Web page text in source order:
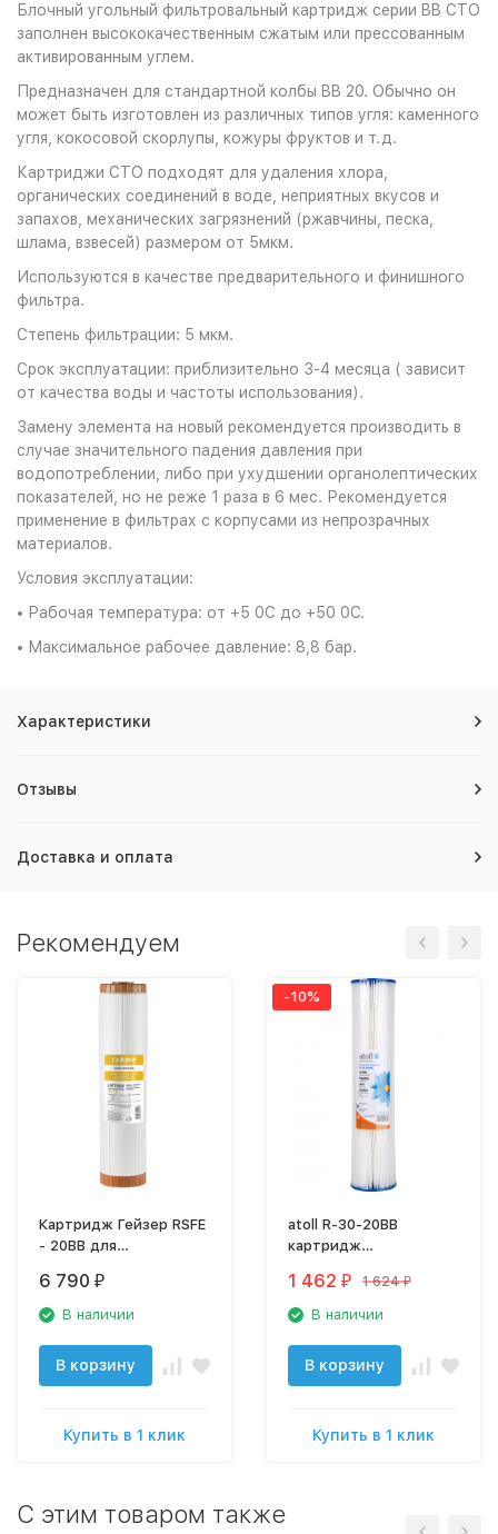
Блочный угольный фильтровальный картридж серии BB CTO
заполнен высококачественным сжатым или прессованным
активированным углем.
Предназначен для стандартной колбы BB 20. Обычно он
может быть изготовлен из различных типов угля: каменного
угля, кокосовой скорлупы, кожуры фруктов и т.д.
Картриджи CTO подходят для удаления хлора,
органических соединений в воде, неприятных вкусов и
запахов, механических загрязнений (ржавчины, песка,
шлама, взвесей) размером от 5мкм.
Используются в качестве предварительного и финишного
фильтра.
Степень фильтрации: 5 мкм.
Срок эксплуатации: приблизительно 3-4 месяца ( зависит
от качества воды и частоты использования).
Замену элемента на новый рекомендуется производить в
случае значительного падения давления при
водопотреблении, либо при ухудшении органолептических
показателей, но не реже 1 раза в 6 мес. Рекомендуется
применение в фильтрах с корпусами из непрозрачных
материалов.
Условия эксплуатации:
• Рабочая температура: от +5 0С до +50 0С.
• Максимальное рабочее давление: 8,8 бар.
Характеристики
Отзывы
Доставка и оплата
Рекомендуем
Картридж Гейзер RSFE
- 20BB для
28510
6 790 ₽
В наличии
В корзину
Купить в 1 клик
-10%
atoll R-30-20BB
картридж
полиэстер)
1 462 ₽ 1 624 ₽
В наличии
В корзину
Купить в 1 клик
C этим товаром также